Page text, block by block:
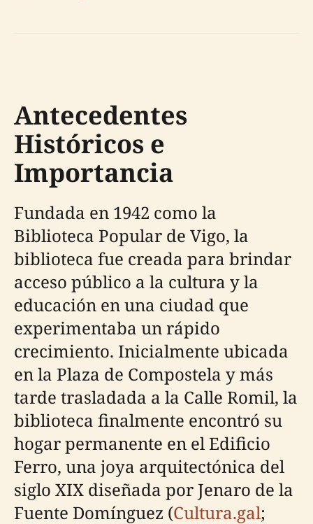
Antecedentes
Históricos e
Importancia
Fundada en 1942 como la
Biblioteca Popular de Vigo, la
biblioteca fue creada para brindar
acceso público a la cultura y la
educación en una ciudad que
experimentaba un rápido
crecimiento. Inicialmente ubicada
en la Plaza de Compostela y más
tarde trasladada a la Calle Romil, la
biblioteca finalmente encontró su
hogar permanente en el Edificio
Ferro, una joya arquitectónica del
siglo XIX diseñada por Jenaro de la
Fuente Domínguez (Cultura.gal;